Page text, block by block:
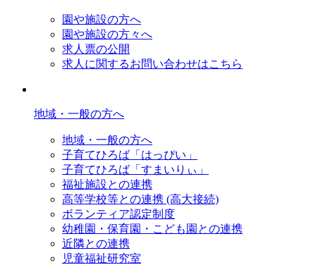
園や施設の方へ
園や施設の方々へ
求人票の公開
求人に関するお問い合わせはこちら
地域・一般の方へ
地域・一般の方へ
子育てひろば「はっぴい」
子育てひろば「すまいりぃ」
福祉施設との連携
高等学校等との連携 (高大接続)
ボランティア認定制度
幼稚園・保育園・こども園との連携
近隣との連携
児童福祉研究室